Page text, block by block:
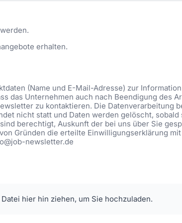
erhalten.
(Name und E-Mail-Adresse) zur
das Unternehmen auch nach Beendigung des
zu kontaktieren. Die Datenverarbeitung
nicht statt und Daten werden gelöscht,
berechtigt, Auskunft der bei uns über Sie
Gründen die erteilte Einwilligungserklärung
newsletter.de
hier hin ziehen, um Sie hochzuladen.